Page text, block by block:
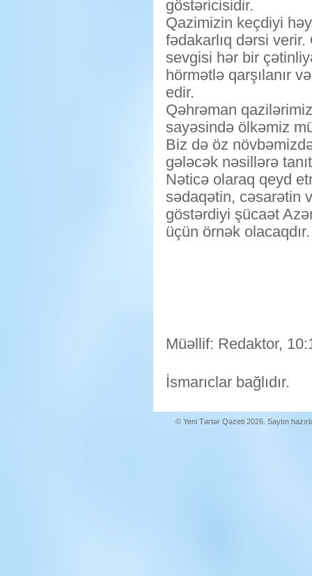
göstəricisidir.
Qazimizin keçdiyi
fədakarlıq dərsi
sevgisi hər bir
hörmətlə qarşılanır
edir.
Qəhrəman
sayəsində ölkəmiz
Biz də öz
gələcək nəsillərə
Nəticə olaraq qeyd
sədaqətin, cəsarətin
göstərdiyi şücaət
üçün örnək olacaqdır.
Müəllif: Redaktor,
İsmarıclar bağlıdır.
© Yeni Tərtər Qəzeti 2026. Saytın